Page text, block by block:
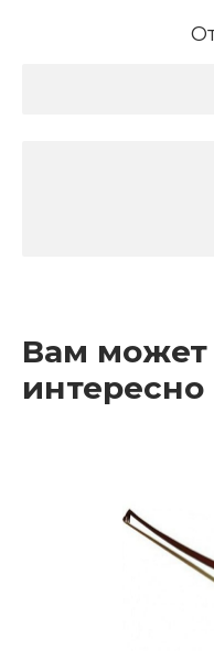
Вам может
интересно